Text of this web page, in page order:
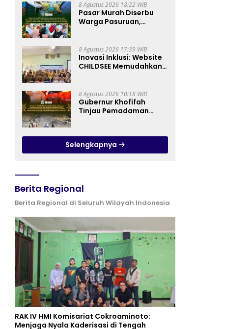
8 Agustus 2026 18:22 WIB
Pasar Murah Diserbu
Warga Pasuruan,
Pengendalian Harga
dan Jaga Daya Beli
8 Agustus 2026 17:39 WIB
Inovasi Inklusi: Website
CHILDSEE Memudahkan
Identifikasi Anak
Berkebutuhan Khusus
8 Agustus 2026 10:18 WIB
Gubernur Khofifah
Tinjau Pemadaman
Water Bombing dan
Drone Dioptimalkan
Selengkapnya
Berita Regional
Berita Regional di Seluruh Wilayah Indonesia
RAK IV HMI Komisariat Cokroaminoto:
Menjaga Nyala Kaderisasi di Tengah